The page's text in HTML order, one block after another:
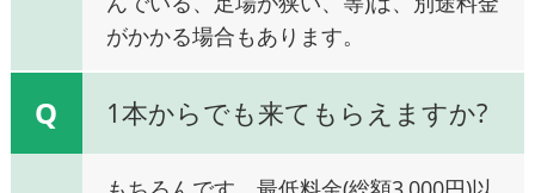
がかかる場合もあります。
Q 1本からでも来てもらえますか?